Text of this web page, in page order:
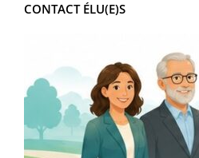
CONTACT ÉLU(E)S